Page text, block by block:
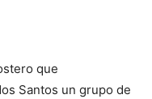
que
Santos un grupo de